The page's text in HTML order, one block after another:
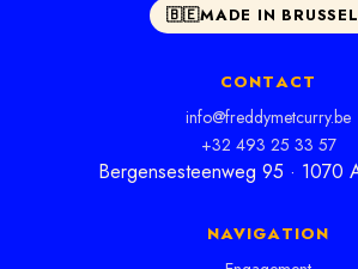
🇧🇪MADE IN
CONTACT
info@freddymetcurry.be
+32 493 25 33 57
Bergensesteenweg 95 · 1070
NAVIGATION